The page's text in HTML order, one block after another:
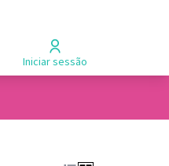
Iniciar sessão